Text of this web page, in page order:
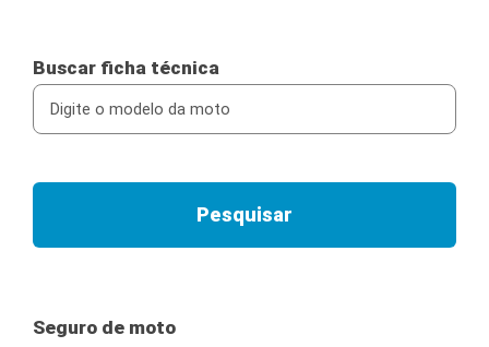
Buscar ficha técnica
Seguro de moto